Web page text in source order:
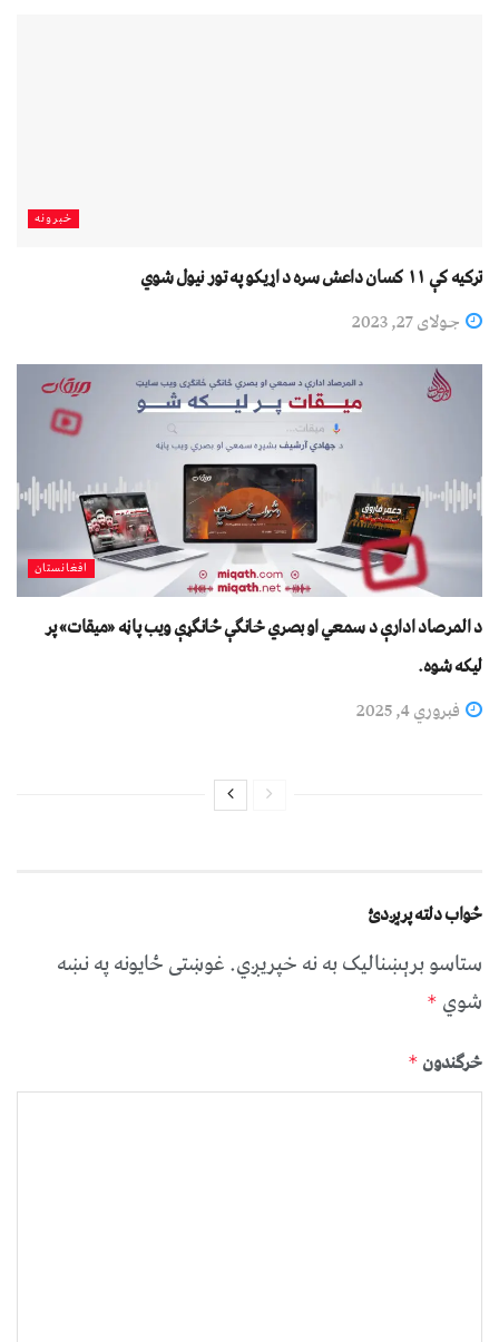
خبرونه
ترکیه کې ۱۱ کسان داعش سره د اړیکو په تور نیول شوي
جولای 27, 2023
افغانستان
د المرصاد ادارې د سمعي او بصري څانګې ځانګړې ویب پاڼه «میقات» پر
لیکه شوه.
فبروري 4, 2025
ځواب دلته پرېږدئ
ستاسو برېښناليک به نه خپريږي.غوښتى ځایونه په نښه
شوي *
څرگندون *